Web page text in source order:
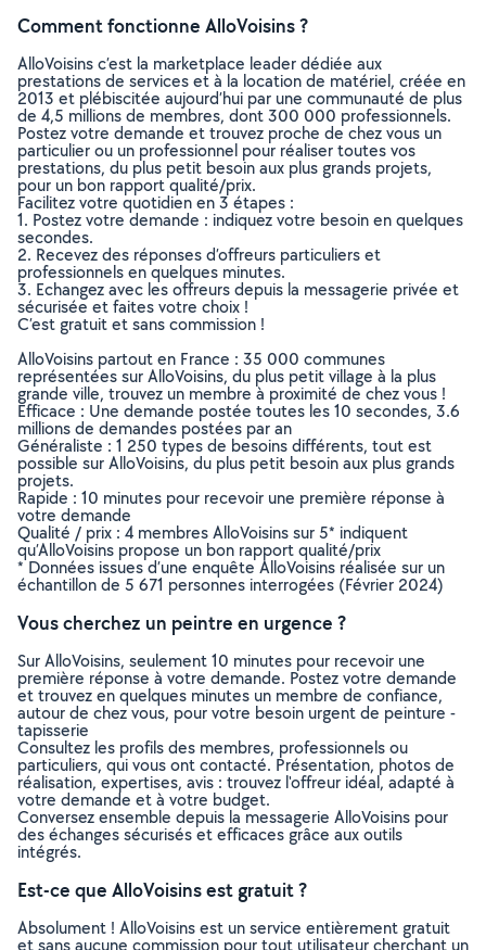
Comment fonctionne AlloVoisins ?
AlloVoisins c’est la marketplace leader dédiée aux
prestations de services et à la location de matériel, créée en
2013 et plébiscitée aujourd’hui par une communauté de plus
de 4,5 millions de membres, dont 300 000 professionnels.
Postez votre demande et trouvez proche de chez vous un
particulier ou un professionnel pour réaliser toutes vos
prestations, du plus petit besoin aux plus grands projets,
pour un bon rapport qualité/prix.
Facilitez votre quotidien en 3 étapes :
1. Postez votre demande : indiquez votre besoin en quelques
secondes.
2. Recevez des réponses d’offreurs particuliers et
professionnels en quelques minutes.
3. Echangez avec les offreurs depuis la messagerie privée et
sécurisée et faites votre choix !
C’est gratuit et sans commission !
AlloVoisins partout en France : 35 000 communes
représentées sur AlloVoisins, du plus petit village à la plus
grande ville, trouvez un membre à proximité de chez vous !
Efficace : Une demande postée toutes les 10 secondes, 3.6
millions de demandes postées par an
Généraliste : 1 250 types de besoins différents, tout est
possible sur AlloVoisins, du plus petit besoin aux plus grands
projets.
Rapide : 10 minutes pour recevoir une première réponse à
votre demande
Qualité / prix : 4 membres AlloVoisins sur 5* indiquent
qu’AlloVoisins propose un bon rapport qualité/prix
* Données issues d’une enquête AlloVoisins réalisée sur un
échantillon de 5 671 personnes interrogées (Février 2024)
Vous cherchez un peintre en urgence ?
Sur AlloVoisins, seulement 10 minutes pour recevoir une
première réponse à votre demande. Postez votre demande
et trouvez en quelques minutes un membre de confiance,
autour de chez vous, pour votre besoin urgent de peinture -
tapisserie
Consultez les profils des membres, professionnels ou
particuliers, qui vous ont contacté. Présentation, photos de
réalisation, expertises, avis : trouvez l'offreur idéal, adapté à
votre demande et à votre budget.
Conversez ensemble depuis la messagerie AlloVoisins pour
des échanges sécurisés et efficaces grâce aux outils
intégrés.
Est-ce que AlloVoisins est gratuit ?
Absolument ! AlloVoisins est un service entièrement gratuit
et sans aucune commission pour tout utilisateur cherchant un